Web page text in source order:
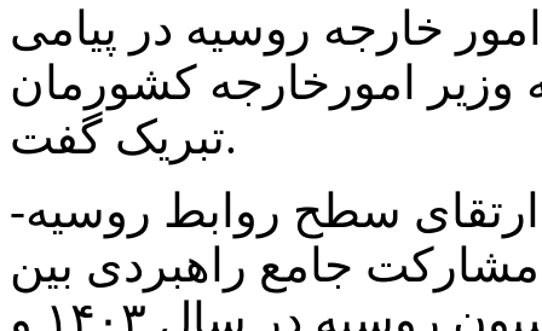
خارجه روسیه در پیامی
وزیر امورخارجه کشورمان
تبریک گفت.
ارتقای سطح روابط روسیه-
مشارکت جامع راهبردی بین
جمهوری اسلامی ایران و فدراسیون روسیه در سال ۱۴۰۳ و